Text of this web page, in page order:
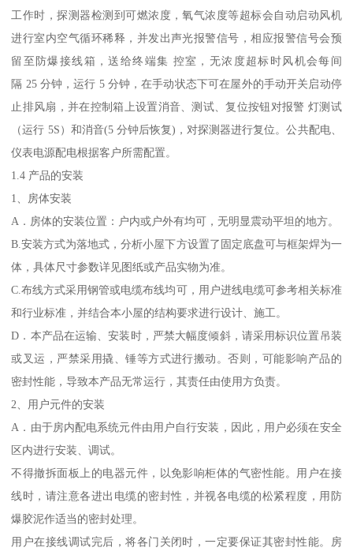
工作时，探测器检测到可燃浓度，氧气浓度等超标会自动启动风机
进行室内空气循环稀释，并发出声光报警信号，相应报警信号会预
留至防爆接线箱，送给终端集 控室，无浓度超标时风机会每间
隔 25 分钟，运行 5 分钟，在手动状态下可在屋外的手动开关启动停
止排风扇，并在控制箱上设置消音、测试、复位按钮对报警 灯测试
（运行 5S）和消音(5 分钟后恢复)，对探测器进行复位。公共配电、
仪表电源配电根据客户所需配置。
1.4 产品的安装
1、房体安装
A．房体的安装位置：户内或户外有均可，无明显震动平坦的地方。
B.安装方式为落地式，分析小屋下方设置了固定底盘可与框架焊为一
体，具体尺寸参数详见图纸或产品实物为准。
C.布线方式采用钢管或电缆布线均可，用户进线电缆可参考相关标准
和行业标准，并结合本小屋的结构要求进行设计、施工。
D．本产品在运输、安装时，严禁大幅度倾斜，请采用标识位置吊装
或叉运，严禁采用撬、锤等方式进行搬动。否则，可能影响产品的
密封性能，导致本产品无常运行，其责任由使用方负责。
2、用户元件的安装
A．由于房内配电系统元件由用户自行安装，因此，用户必须在安全
区内进行安装、调试。
不得撤拆面板上的电器元件，以免影响柜体的气密性能。用户在接
线时，请注意各进出电缆的密封性，并视各电缆的松紧程度，用防
爆胶泥作适当的密封处理。
用户在接线调试完后，将各门关闭时，一定要保证其密封性能。房